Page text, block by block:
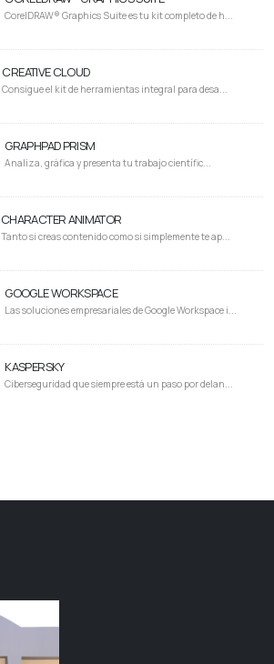
CorelDRAW® Graphics Suite es tu kit completo de h...
CREATIVE CLOUD
Consigue el kit de herramientas integral para desa...
GRAPHPAD PRISM
Analiza, gráfica y presenta tu trabajo científic...
CHARACTER ANIMATOR
Tanto si creas contenido como si simplemente te ap...
GOOGLE WORKSPACE
Las soluciones empresariales de Google Workspace i...
KASPERSKY
Ciberseguridad que siempre está un paso por delan...